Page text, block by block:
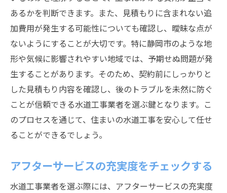
成功事例から導く選定方法
確実に選ぶための具体的な手順
実例を元にした選び方の検証
あるかを判断できます。また、見積もりに含まれない追
加費用が発生する可能性についても確認し、曖昧な点が
ないようにすることが大切です。特に静岡市のような地
形や気候に影響されやすい地域では、予期せぬ問題が発
生することがあります。そのため、契約前にしっかりと
した見積もり内容を確認し、後のトラブルを未然に防ぐ
ことが信頼できる水道工事業者を選ぶ鍵となります。こ
のプロセスを通じて、住まいの水道工事を安心して任せ
ることができるでしょう。
アフターサービスの充実度をチェックする
水道工事業者を選ぶ際には、アフターサービスの充実度